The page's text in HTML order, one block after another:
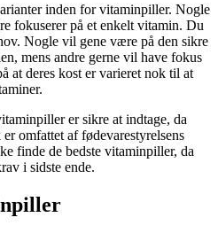
inden for vitaminpiller. Nogle
fokuserer på et enkelt vitamin. Du
Nogle vil gene være på den sikre
mens andre gerne vil have fokus
at deres kost er varieret nok til at
er sikre at indtage, da
omfattet af fødevarestyrelsens
finde de bedste vitaminpiller, da
i sidste ende.